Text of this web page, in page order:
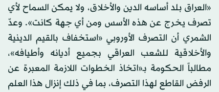
«العراق بلد أساسه الدين والأخلاق، ولا يمكن السماح لأي
تصرف يخرج عن هذه الأسس ومن أي جهة كانت». وعدّ
الشمري أن التصرف الأوروبي «استخفاف بالقيم الدينية
والأخلاقية للشعب العراقي بجميع أديانه وأطيافه»،
مطالباً الحكومة بـ«اتخاذ الخطوات اللازمة المعبرة عن
الرفض القاطع لهذا التصرف، بما في ذلك إنزال هذا العلم